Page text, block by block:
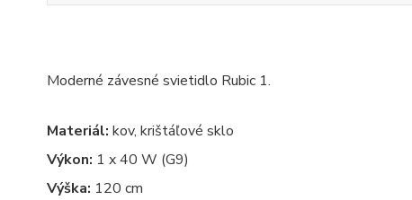
Moderné závesné svietidlo Rubic 1.
Materiál: kov, krištáľové sklo
Výkon: 1 x 40 W (G9)
Výška: 120 cm